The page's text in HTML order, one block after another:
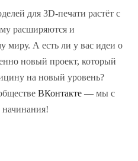
для 3D-печати растёт с
расширяются и
миру. А есть ли у вас идеи о
новый проект, который
на новый уровень?
ВКонтакте — мы с